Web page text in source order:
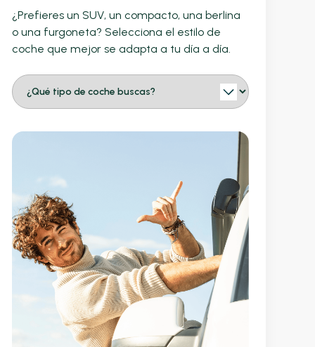
¿Prefieres un SUV, un compacto, una berlina
o una furgoneta? Selecciona el estilo de
coche que mejor se adapta a tu día a día.